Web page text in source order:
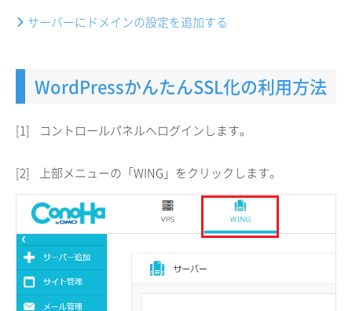
サーバーにドメインの設定を追加する
WordPressかんたんSSL化の利用方法
[1] コントロールパネルへログインします。
[2] 上部メニューの「WING」をクリックします。